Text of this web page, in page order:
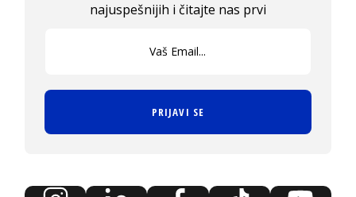
najuspešnijih i čitajte nas prvi
PRIJAVI SE